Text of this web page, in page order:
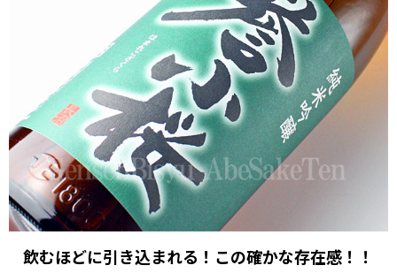
飲むほどに引き込まれる！この確かな存在感！！